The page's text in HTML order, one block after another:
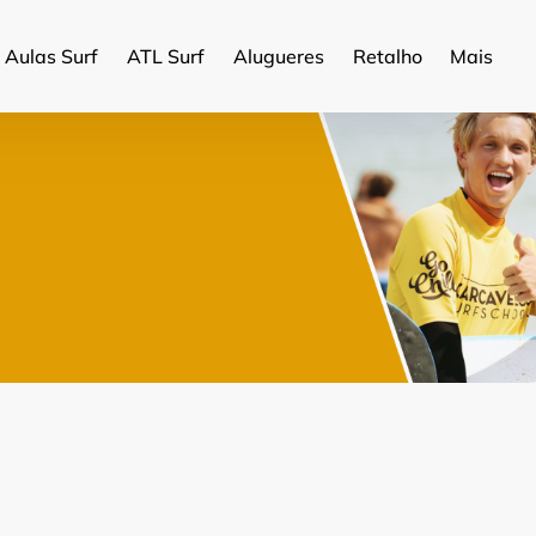
Aulas Surf ATL Surf Alugueres Retalho MaisMenu